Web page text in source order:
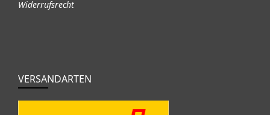
Widerrufsrecht
VERSANDARTEN